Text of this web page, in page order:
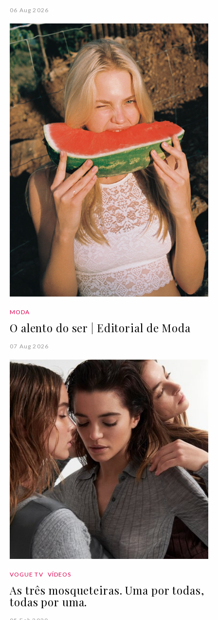
06 Aug 2026
MODA
O alento do ser | Editorial de Moda
07 Aug 2026
VOGUE TV VÍDEOS
As três mosqueteiras. Uma por todas,
todas por uma.